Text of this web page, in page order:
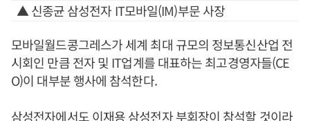
▲ 신종균 삼성전자 IT모바일(IM)부문 사장
모바일월드콩그레스가 세계 최대 규모의 정보통신산업 전
시회인 만큼 전자 및 IT업계를 대표하는 최고경영자들(CE
O)이 대부분 행사에 참석한다.
삼성전자에서도 이재용 삼성전자 부회장이 참석할 것이라